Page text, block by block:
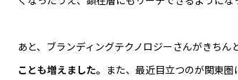
あと、ブランディングテクノロジーさんがきちん
ことも増えました。 また、最近目立つのが関東